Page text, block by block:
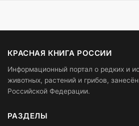
КРАСНАЯ КНИГА РОССИИ
Информационный портал о редких и
животных, растений и грибов,
Российской Федерации.
РАЗДЕЛЫ